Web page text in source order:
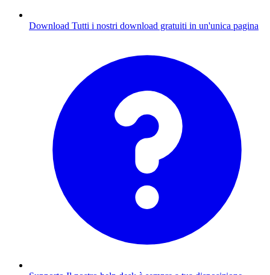
Download Tutti i nostri download gratuiti in un'unica pagina